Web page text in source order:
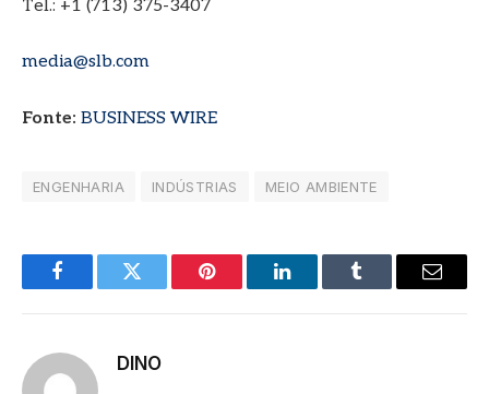
Tel.: +1 (713) 375-3407
media@slb.com
Fonte: BUSINESS WIRE
ENGENHARIA INDÚSTRIAS MEIO AMBIENTE
FacebookTwitter Pinterest LinkedInTumblr
E-
DINO